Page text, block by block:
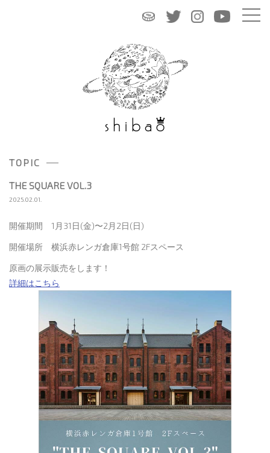
TOPIC
THE SQUARE VOL.3
2025.02.01.
開催期間 1月31日(金)〜2月2日(日)
開催場所 横浜赤レンガ倉庫1号館 2Fスペース
原画の展示販売をします！
詳細はこちら